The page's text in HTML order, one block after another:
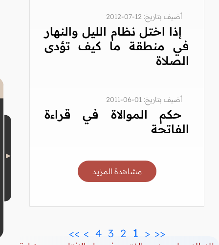
أضيف بتاريخ: 12-07-2012
إذا اختل نظام الليل والنهار
في منطقة ما كيف تؤدى
الصلاة
أضيف بتاريخ: 01-06-2011
حكم الموالاة في قراءة
الفاتحة
مشاهدة المزيد
<<
<
1
2
>
>>